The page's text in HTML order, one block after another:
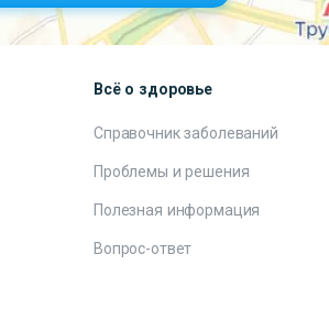
Всё о здоровье
Справочник заболеваний
Проблемы и решения
Полезная информация
Вопрос-ответ